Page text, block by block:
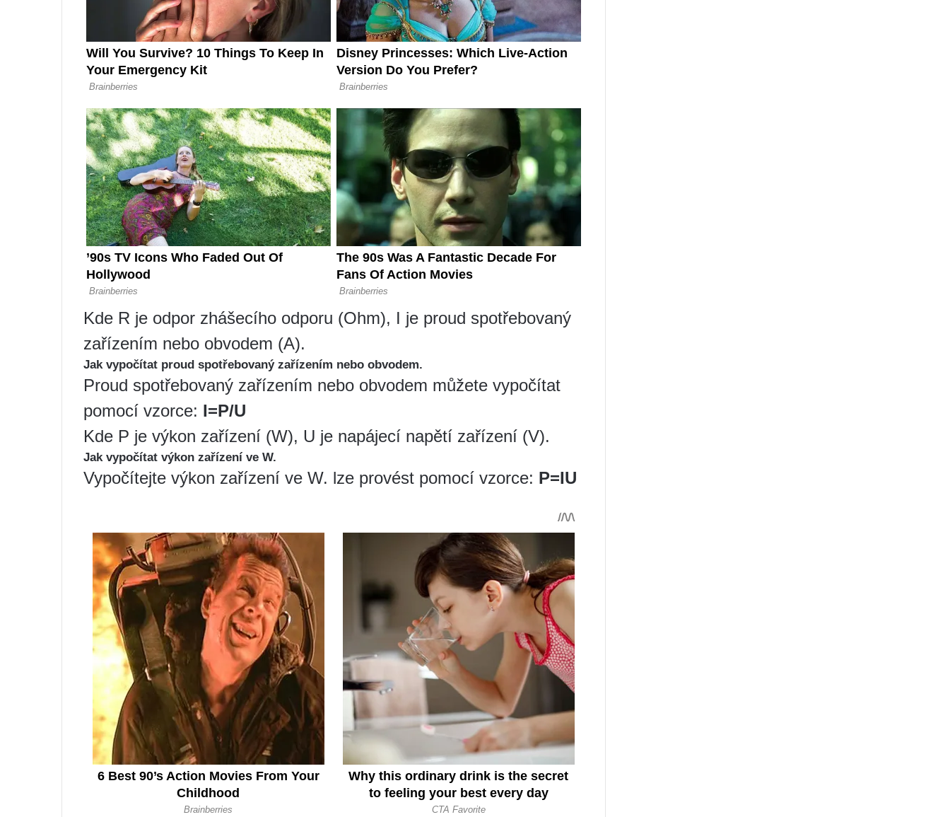
Kde R je odpor zhášecího odporu (Ohm), I je proud spotřebovaný
zařízením nebo obvodem (A).
Jak vypočítat proud spotřebovaný zařízením nebo obvodem.
Proud spotřebovaný zařízením nebo obvodem můžete vypočítat
pomocí vzorce: I=P/U
Kde P je výkon zařízení (W), U je napájecí napětí zařízení (V).
Jak vypočítat výkon zařízení ve W.
Vypočítejte výkon zařízení ve W. lze provést pomocí vzorce: P=IU